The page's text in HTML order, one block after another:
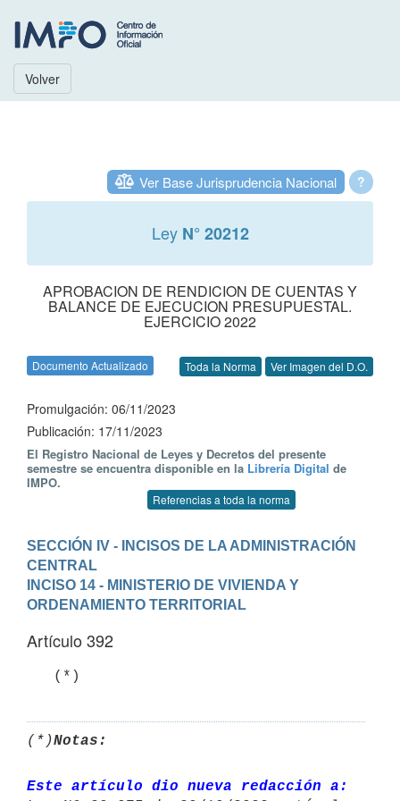
Volver
?
Ver Base Jurisprudencia Nacional
Ley N° 20212
APROBACION DE RENDICION DE CUENTAS Y
BALANCE DE EJECUCION PRESUPUESTAL.
EJERCICIO 2022
Documento Actualizado Toda la Norma Ver Imagen del D.O.
Promulgación: 06/11/2023
Publicación: 17/11/2023
El Registro Nacional de Leyes y Decretos del presente
semestre se encuentra disponible en la Librería Digital de
IMPO.
Referencias a toda la norma
SECCIÓN IV - INCISOS DE LA ADMINISTRACIÓN
CENTRAL
INCISO 14 - MINISTERIO DE VIVIENDA Y
ORDENAMIENTO TERRITORIAL
Artículo 392
   (*)
(*)Notas:
Este artículo dio nueva redacción a: